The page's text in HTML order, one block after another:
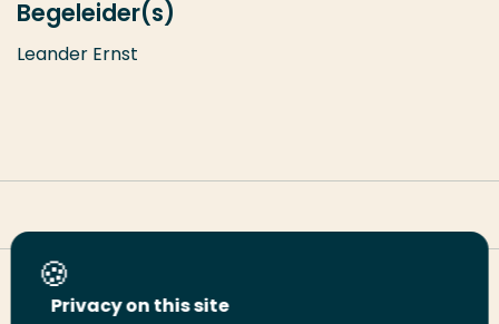
Begeleider(s)
Leander Ernst
Deel deze pagina
Privacy on this site